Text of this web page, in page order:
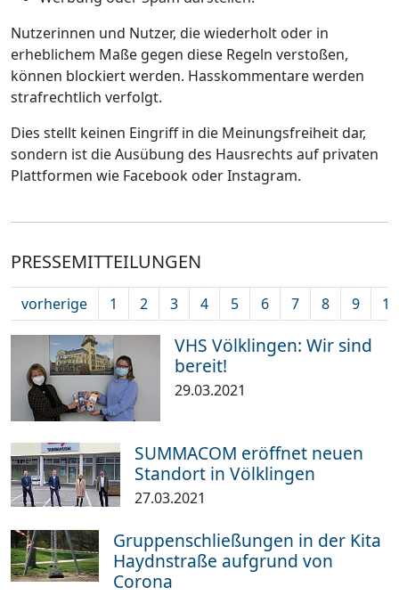
Nutzerinnen und Nutzer, die wiederholt oder in
erheblichem Maße gegen diese Regeln verstoßen,
können blockiert werden. Hasskommentare werden
strafrechtlich verfolgt.
Dies stellt keinen Eingriff in die Meinungsfreiheit dar,
sondern ist die Ausübung des Hausrechts auf privaten
Plattformen wie Facebook oder Instagram.
PRESSEMITTEILUNGEN
vorherige 1 2 3 4 5 6 7 8 9 10
VHS Völklingen: Wir sind
bereit!
29.03.2021
SUMMACOM eröffnet neuen
Standort in Völklingen
27.03.2021
Gruppenschließungen in der Kita
Haydnstraße aufgrund von
Corona